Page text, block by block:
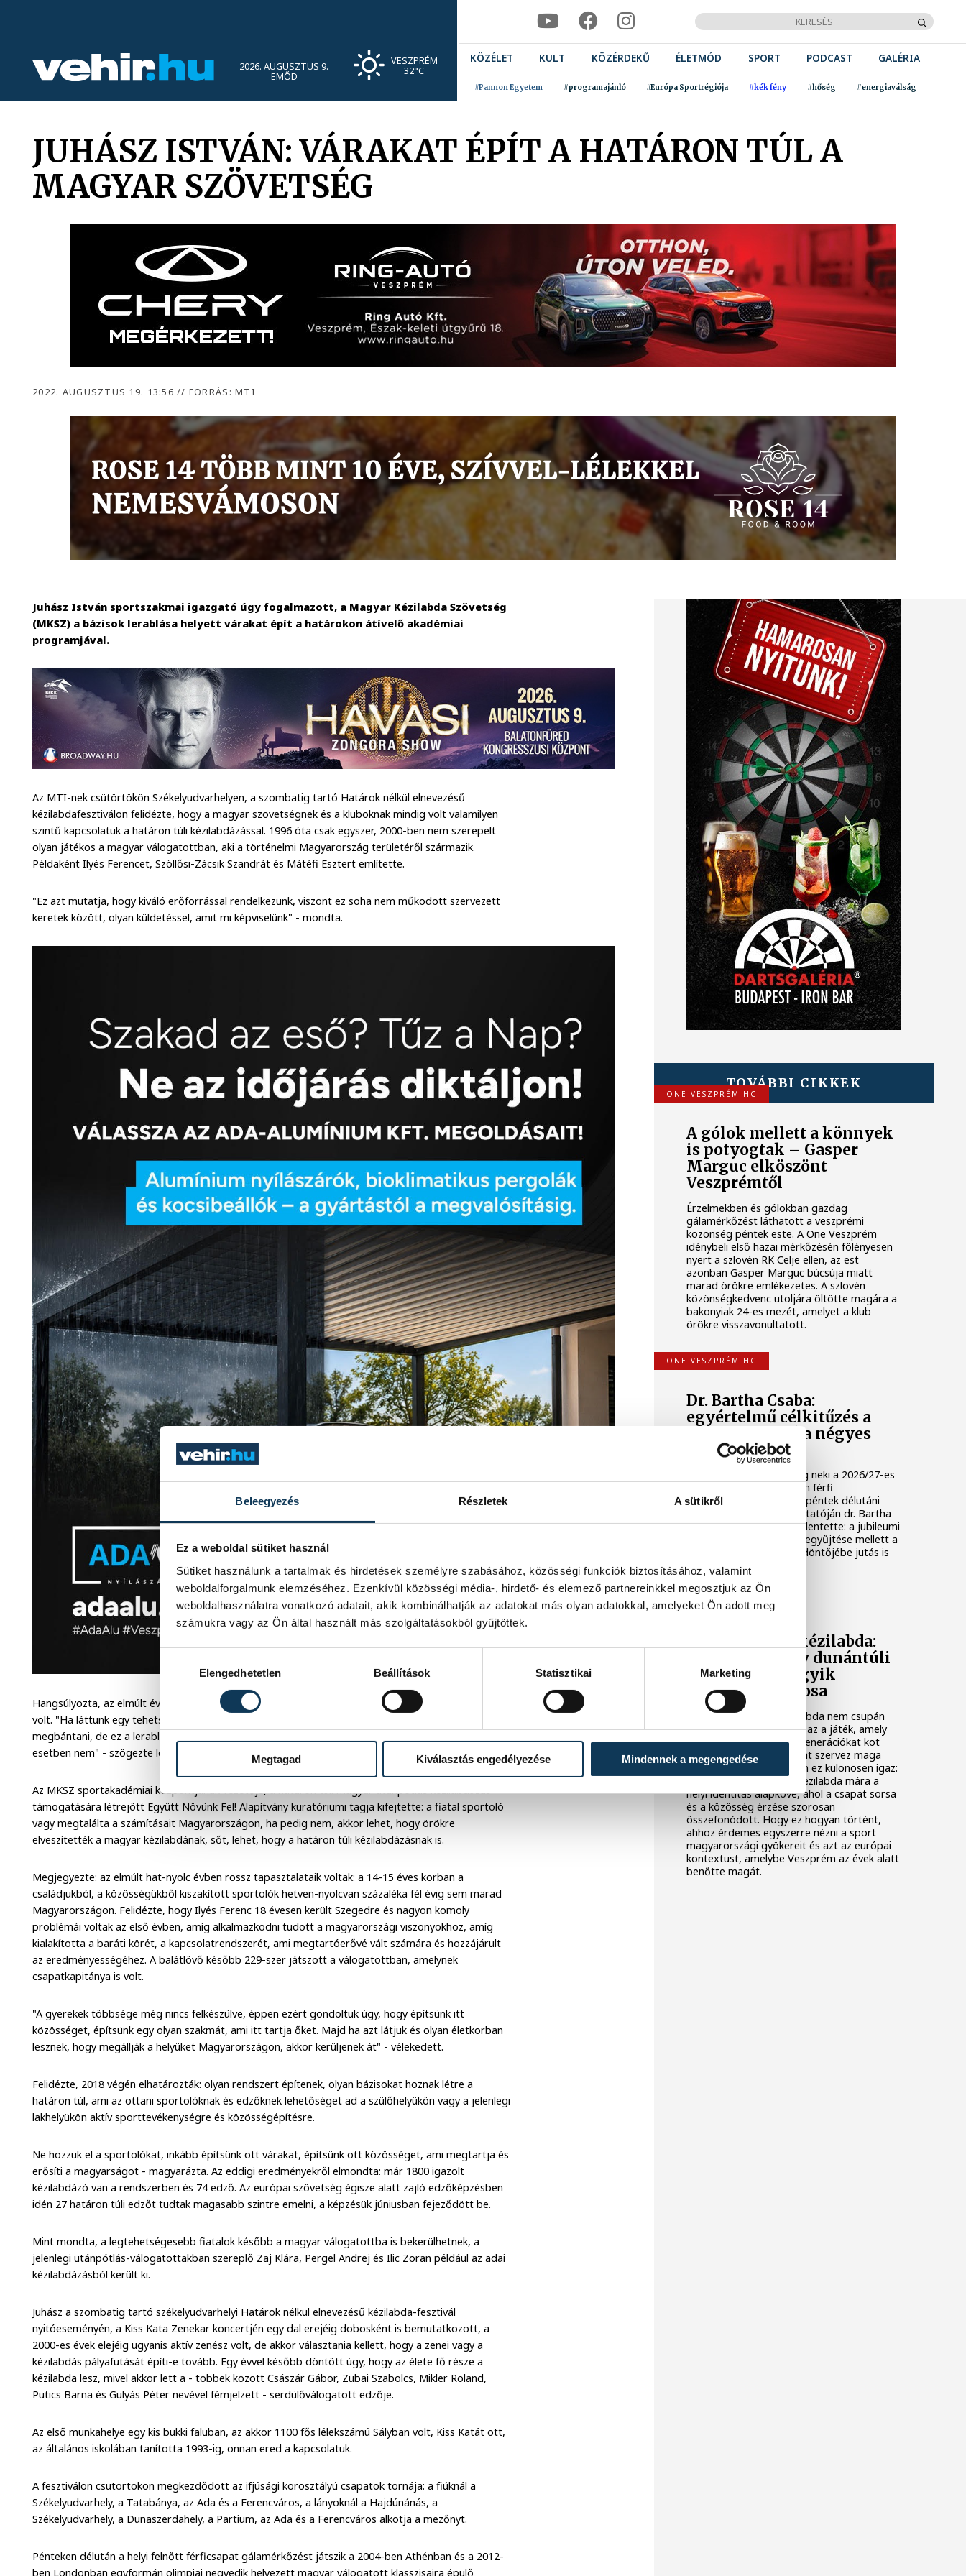
Beleegyezés Részletek A sütikről
Ez a weboldal sütiket használ
Sütiket használunk a tartalmak és hirdetések személyre szabásához, közösségi funkciók biztosításához, valamint
weboldalforgalmunk elemzéséhez. Ezenkívül közösségi média-, hirdető- és elemező partnereinkkel megosztjuk az Ön
weboldalhasználatra vonatkozó adatait, akik kombinálhatják az adatokat más olyan adatokkal, amelyeket Ön adott meg
számukra vagy az Ön által használt más szolgáltatásokból gyűjtöttek.
Elengedhetetlen
Beállítások Statisztikai Marketing
Megtagad Kiválasztás engedélyezése Mindennek a megengedése
2026. AUGUSZTUS 9.
EMŐD
VESZPRÉM
32°C
KÖZÉLET KULT KÖZÉRDEKŰ ÉLETMÓD SPORT PODCAST GALÉRIA
#Pannon Egyetem #programajánló #Európa Sportrégiója #kék fény #hőség #energiaválság
JUHÁSZ ISTVÁN: VÁRAKAT ÉPÍT A HATÁRON TÚL A
MAGYAR SZÖVETSÉG
2022. AUGUSZTUS 19. 13:56// FORRÁS: MTI
Juhász István sportszakmai igazgató úgy fogalmazott, a Magyar Kézilabda Szövetség
(MKSZ) a bázisok lerablása helyett várakat épít a határokon átívelő akadémiai
programjával.
Az MTI-nek csütörtökön Székelyudvarhelyen, a szombatig tartó Határok nélkül elnevezésű
kézilabdafesztiválon felidézte, hogy a magyar szövetségnek és a kluboknak mindig volt valamilyen
szintű kapcsolatuk a határon túli kézilabdázással. 1996 óta csak egyszer, 2000-ben nem szerepelt
olyan játékos a magyar válogatottban, aki a történelmi Magyarország területéről származik.
Példaként Ilyés Ferencet, Szöllősi-Zácsik Szandrát és Mátéfi Esztert említette.
"Ez azt mutatja, hogy kiváló erőforrással rendelkezünk, viszont ez soha nem működött szervezett
keretek között, olyan küldetéssel, amit mi képviselünk" - mondta.
Hangsúlyozta, az elmúlt években a határon túli kézilabdázás felkarolása vagy támogatása egyirányú
volt. "Ha láttunk egy tehetséges gyereket, akkor elhoztuk Magyarországra. Senkit nem szeretnék
megbántani, de ez a lerablása volt a határon túli területeknek, ami sok esetben bejött, de sok
esetben nem" - szögezte le.
Az MKSZ sportakadémiai központjának vezetője, a határon túli magyar utánpótlás kézilabdázás
támogatására létrejött Együtt Növünk Fel! Alapítvány kuratóriumi tagja kifejtette: a fiatal sportoló
vagy megtalálta a számításait Magyarországon, ha pedig nem, akkor lehet, hogy örökre
elveszítették a magyar kézilabdának, sőt, lehet, hogy a határon túli kézilabdázásnak is.
Megjegyezte: az elmúlt hat-nyolc évben rossz tapasztalataik voltak: a 14-15 éves korban a
családjukból, a közösségükből kiszakított sportolók hetven-nyolcvan százaléka fél évig sem marad
Magyarországon. Felidézte, hogy Ilyés Ferenc 18 évesen került Szegedre és nagyon komoly
problémái voltak az első évben, amíg alkalmazkodni tudott a magyarországi viszonyokhoz, amíg
kialakította a baráti körét, a kapcsolatrendszerét, ami megtartóerővé vált számára és hozzájárult
az eredményességéhez. A balátlövő később 229-szer játszott a válogatottban, amelynek
csapatkapitánya is volt.
"A gyerekek többsége még nincs felkészülve, éppen ezért gondoltuk úgy, hogy építsünk itt
közösséget, építsünk egy olyan szakmát, ami itt tartja őket. Majd ha azt látjuk és olyan életkorban
lesznek, hogy megállják a helyüket Magyarországon, akkor kerüljenek át" - vélekedett.
Felidézte, 2018 végén elhatározták: olyan rendszert építenek, olyan bázisokat hoznak létre a
határon túl, ami az ottani sportolóknak és edzőknek lehetőséget ad a szülőhelyükön vagy a jelenlegi
lakhelyükön aktív sporttevékenységre és közösségépítésre.
Ne hozzuk el a sportolókat, inkább építsünk ott várakat, építsünk ott közösséget, ami megtartja és
erősíti a magyarságot - magyarázta. Az eddigi eredményekről elmondta: már 1800 igazolt
kézilabdázó van a rendszerben és 74 edző. Az európai szövetség égisze alatt zajló edzőképzésben
idén 27 határon túli edzőt tudtak magasabb szintre emelni, a képzésük júniusban fejeződött be.
Mint mondta, a legtehetségesebb fiatalok később a magyar válogatottba is bekerülhetnek, a
jelenlegi utánpótlás-válogatottakban szereplő Zaj Klára, Pergel Andrej és Ilic Zoran például az adai
kézilabdázásból került ki.
Juhász a szombatig tartó székelyudvarhelyi Határok nélkül elnevezésű kézilabda-fesztivál
nyitóeseményén, a Kiss Kata Zenekar koncertjén egy dal erejéig dobosként is bemutatkozott, a
2000-es évek elejéig ugyanis aktív zenész volt, de akkor választania kellett, hogy a zenei vagy a
kézilabdás pályafutását építi-e tovább. Egy évvel később döntött úgy, hogy az élete fő része a
kézilabda lesz, mivel akkor lett a - többek között Császár Gábor, Zubai Szabolcs, Mikler Roland,
Putics Barna és Gulyás Péter nevével fémjelzett - serdülőválogatott edzője.
Az első munkahelye egy kis bükki faluban, az akkor 1100 fős lélekszámú Sályban volt, Kiss Katát ott,
az általános iskolában tanította 1993-ig, onnan ered a kapcsolatuk.
A fesztiválon csütörtökön megkezdődött az ifjúsági korosztályú csapatok tornája: a fiúknál a
Székelyudvarhely, a Tatabánya, az Ada és a Ferencváros, a lányoknál a Hajdúnánás, a
Székelyudvarhely, a Dunaszerdahely, a Partium, az Ada és a Ferencváros alkotja a mezőnyt.
Pénteken délután a helyi felnőtt férficsapat gálamérkőzést játszik a 2004-ben Athénban és a 2012-
ben Londonban egyformán olimpiai negyedik helyezett magyar válogatott klasszisaira épülő
TOVÁBBI CIKKEK
ONE VESZPRÉM HC
A gólok mellett a könnyek
is potyogtak – Gasper
Marguc elköszönt
Veszprémtől
Érzelmekben és gólokban gazdag
gálamérkőzést láthatott a veszprémi
közönség péntek este. A One Veszprém
idénybeli első hazai mérkőzésén fölényesen
nyert a szlovén RK Celje ellen, az est
azonban Gasper Marguc búcsúja miatt
marad örökre emlékezetes. A szlovén
közönségkedvenc utoljára öltötte magára a
bakonyiak 24-es mezét, amelyet a klub
örökre visszavonultatott.
ONE VESZPRÉM HC
Dr. Bartha Csaba:
egyértelmű célkitűzés a
Bajnokok Ligája négyes
döntője
Huszonkét játékossal vág neki a 2026/27-es
idénynek a One Veszprém férfi
kézilabdacsapata. A klub péntek délutáni
szezonnyitó sajtótájékoztatóján dr. Bartha
Csaba vezérigazgató kijelentette: a jubileumi
idényben a hazai címek begyűjtése mellett a
Bajnokok Ligája négyes döntőjébe jutás is
egyértelmű célkitűzés.
TÁMOGATOTT TARTALOM
Veszprém és a kézilabda:
hogyan lett egy dunántúli
város Európa egyik
kézilabdafővárosa
Magyarországon a kézilabda nem csupán
egy sport a sok közül. Ez az a játék, amely
telt arénákat tölt meg, generációkat köt
össze, és egész városokat szervez maga
köré. Veszprém esetében ez különösen igaz:
a dunántúli városban a kézilabda mára a
helyi identitás alapköve, ahol a csapat sorsa
és a közösség érzése szorosan
összefonódott. Hogy ez hogyan történt,
ahhoz érdemes egyszerre nézni a sport
magyarországi gyökereit és azt az európai
kontextust, amelybe Veszprém az évek alatt
benőtte magát.